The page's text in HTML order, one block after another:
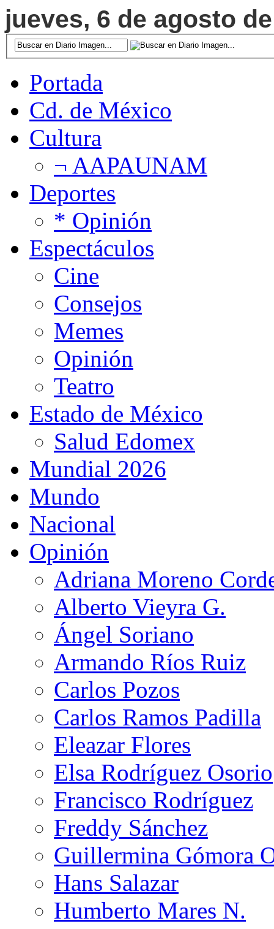
jueves, 6 de agosto
Portada
Cd. de México
Cultura
¬ AAPAUNAM
Deportes
* Opinión
Espectáculos
Cine
Consejos
Memes
Opinión
Teatro
Estado de México
Salud Edomex
Mundial 2026
Mundo
Nacional
Opinión
Adriana Moreno
Alberto Vieyra G.
Ángel Soriano
Armando Ríos Ruiz
Carlos Pozos
Carlos Ramos Padilla
Eleazar Flores
Elsa Rodríguez Osorio
Francisco Rodríguez
Freddy Sánchez
Guillermina Gómora
Hans Salazar
Humberto Mares N.